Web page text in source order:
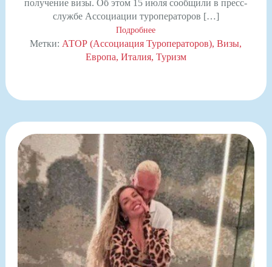
получение визы. Об этом 15 июля сообщили в пресс-
службе Ассоциации туроператоров […]
Подробнее
Метки: АТОР (Ассоциация Туроператоров) Визы
Европа Италия Туризм